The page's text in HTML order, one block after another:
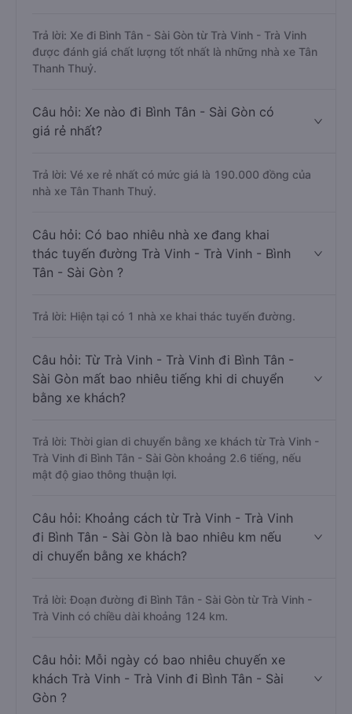
Trả lời: Xe đi Bình Tân - Sài Gòn từ Trà Vinh - Trà Vinh
được đánh giá chất lượng tốt nhất là những nhà xe Tân
Thanh Thuỷ.
Câu hỏi: Xe nào đi Bình Tân - Sài Gòn có
giá rẻ nhất?
Trả lời: Vé xe rẻ nhất có mức giá là 190.000 đồng của
nhà xe Tân Thanh Thuỷ.
Câu hỏi: Có bao nhiêu nhà xe đang khai
thác tuyến đường Trà Vinh - Trà Vinh - Bình
Tân - Sài Gòn ?
Trả lời: Hiện tại có 1 nhà xe khai thác tuyến đường.
Câu hỏi: Từ Trà Vinh - Trà Vinh đi Bình Tân -
Sài Gòn mất bao nhiêu tiếng khi di chuyển
bằng xe khách?
Trả lời: Thời gian di chuyển bằng xe khách từ Trà Vinh -
Trà Vinh đi Bình Tân - Sài Gòn khoảng 2.6 tiếng, nếu
mật độ giao thông thuận lợi.
Câu hỏi: Khoảng cách từ Trà Vinh - Trà Vinh
đi Bình Tân - Sài Gòn là bao nhiêu km nếu
di chuyển bằng xe khách?
Trả lời: Đoạn đường đi Bình Tân - Sài Gòn từ Trà Vinh -
Trà Vinh có chiều dài khoảng 124 km.
Câu hỏi: Mỗi ngày có bao nhiêu chuyến xe
khách Trà Vinh - Trà Vinh đi Bình Tân - Sài
Gòn ?